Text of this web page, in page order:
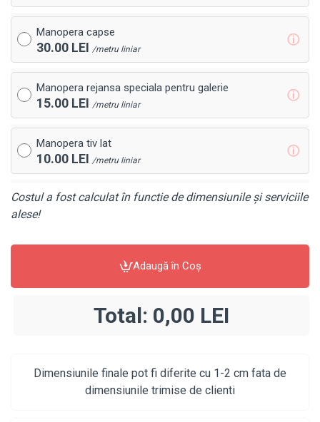
Manopera capse
30.00 LEI /metru liniar
ⓘ
Manopera rejansa speciala pentru galerie
15.00 LEI /metru liniar
ⓘ
Manopera tiv lat
10.00 LEI /metru liniar
ⓘ
Costul a fost calculat în functie de dimensiunile și serviciile
alese!
Adaugă în Coş
Total: 0,00 LEI
Dimensiunile finale pot fi diferite cu 1-2 cm fata de
dimensiunile trimise de clienti